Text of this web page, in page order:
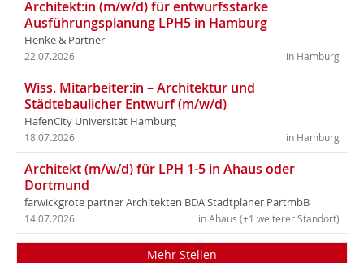
Architekt:in (m/w/d) für entwurfsstarke
Ausführungsplanung LPH5 in Hamburg
Henke & Partner
in Hamburg
22.07.2026
Wiss. Mitarbeiter:in – Architektur und
Städtebaulicher Entwurf (m/w/d)
HafenCity Universität Hamburg
in Hamburg
18.07.2026
Architekt (m/w/d) für LPH 1-5 in Ahaus oder
Dortmund
farwickgrote partner Architekten BDA Stadtplaner PartmbB
in Ahaus (+1 weiterer Standort)
14.07.2026
Mehr Stellen